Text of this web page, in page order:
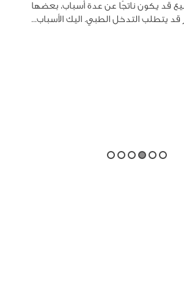
قد يكون ناتجًا عن عدة أسباب، بعضها
يتطلب التدخل الطبي. اليك الأسباب...